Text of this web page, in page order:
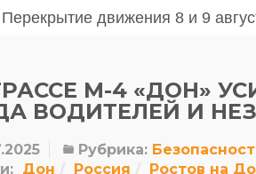
Перекрытие движения 31 июля и
М-4 «ДОН»
ВОДИТЕЛЕЙ И
Рубрика:
Дон Россия Ростов на